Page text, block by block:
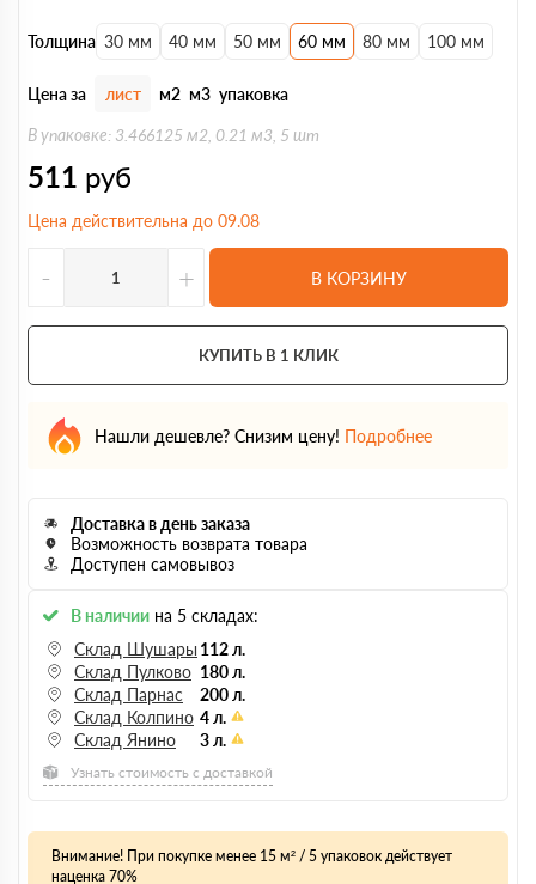
Толщина 30 мм 40 мм 50 мм 60 мм 80 мм 100 мм
Цена за лист м2 м3 упаковка
В упаковке: 3.466125 м2, 0.21 м3, 5 шт
511 руб
Цена действительна до 09.08
- + В КОРЗИНУ
КУПИТЬ В 1 КЛИК
Нашли дешевле? Снизим цену! Подробнее
Доставка в день заказа
Возможность возврата товара
Доступен самовывоз
В наличии на 5 складах:
Склад Шушары 112 л.
Склад Пулково 180 л.
Склад Парнас
200 л.
Склад Колпино 4 л.
Склад Янино
3 л.
Узнать стоимость с доставкой
Внимание! При покупке менее 15 м² / 5 упаковок действует
наценка 70%